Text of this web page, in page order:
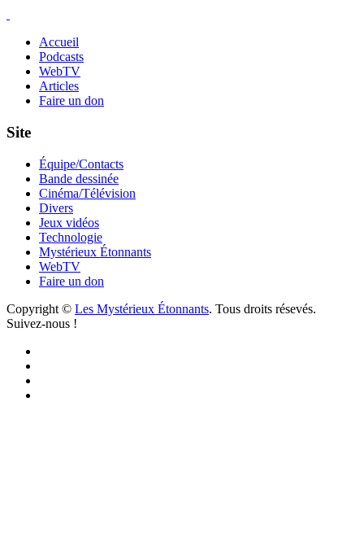
Accueil
Podcasts
WebTV
Articles
Faire un don
Site
Équipe/Contacts
Bande dessinée
Cinéma/Télévision
Divers
Jeux vidéos
Technologie
Mystérieux Étonnants
WebTV
Faire un don
Copyright © Les Mystérieux Étonnants. Tous droits résevés.
Suivez-nous !